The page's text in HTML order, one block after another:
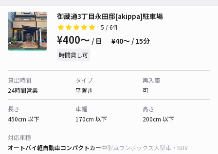
御蔵通3丁目永田邸[akippa]駐車場
5 / 6件
¥400〜 / 日 ¥40〜 / 15分
時間貸し可
貸出時間
24時間営業
タイプ
平置き
再入庫
可
長さ
450cm 以下
車幅
170cm 以下
高さ
200cm 以下
対応車種
オートバイ軽自動車コンパクトカー中型車ワンボックス大型車・SUV